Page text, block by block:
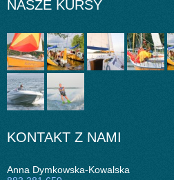
NASZE KURSY
KONTAKT Z NAMI
Anna Dymkowska-Kowalska